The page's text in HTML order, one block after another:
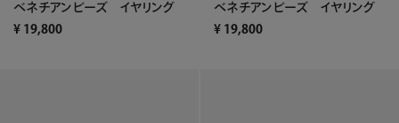
ベネチアンビーズ イヤリング
¥ 19,800
ベネチアンビーズ イヤリング
¥ 19,800